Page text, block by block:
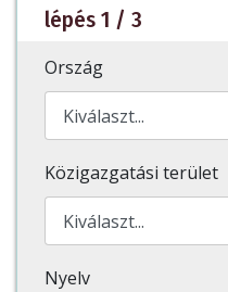
lépés 1 / 3
Ország
Közigazgatási terület
Nyelv